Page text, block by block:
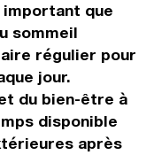
important que
sommeil
régulier pour
jour.
du bien-être à
disponible
après